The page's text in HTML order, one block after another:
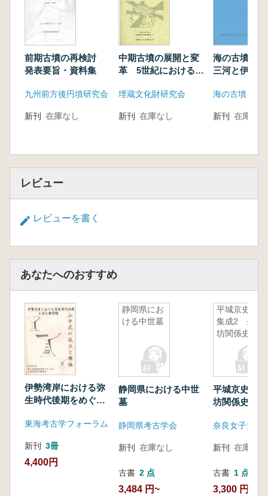
前期古墳の再検討
発表要旨・資料集
九州前方後円墳研究会
新刊 在庫なし
中期古墳の展開と変
革 5世紀における政
具体相(1) 発表要旨
埋蔵文化財研究会
新刊 在庫なし
海の古墳を
三河と伊勢
する
海の古墳を考
新刊 在庫なし
レビュー
レビューを書く
あなたへのおすすめ
伊勢湾岸における弥
生時代後期をめぐる
立と解体
東海考古学フォーラム
新刊 3冊
4,400円
静岡県にお
ける中世墓
静岡県における中世
墓
静岡県考古学会
新刊 在庫なし
古書 2 点
3,484 円~
平城京史料
集成2 条
坊関係史料
平城京史料
坊関係史料
新刊 在庫なし
古書 1 点
3,300 円